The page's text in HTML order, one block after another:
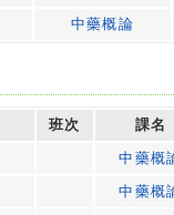
中藥概論
班次
課名
中藥概
中藥概